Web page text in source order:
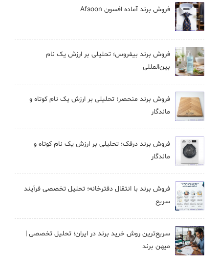
فروش برند آماده افسون Afsoon
فروش برند بيفروس؛ تحلیلی بر ارزش یک نام
بین‌المللی
فروش برند منحصر؛ تحلیلی بر ارزش یک نام کوتاه و
ماندگار
فروش برند درفک؛ تحلیلی بر ارزش یک نام کوتاه و
ماندگار
فروش برند با انتقال دفترخانه؛ تحلیل تخصصی فرآیند
سریع
سریع‌ترین روش خرید برند در ایران؛ تحلیل تخصصی |
میهن برند